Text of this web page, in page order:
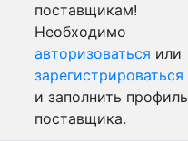
поставщикам!
Необходимо
авторизоваться или
зарегистрироваться
и заполнить профиль
поставщика.